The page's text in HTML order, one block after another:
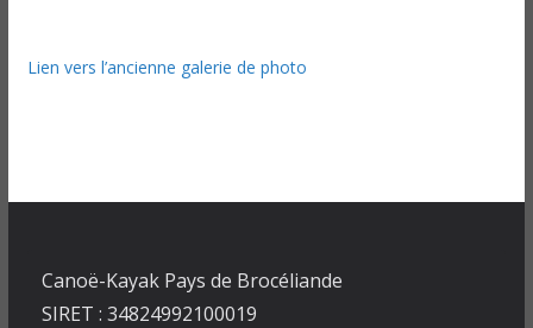
Lien vers l’ancienne galerie de photo
Canoë-Kayak Pays de Brocéliande
SIRET : 34824992100019